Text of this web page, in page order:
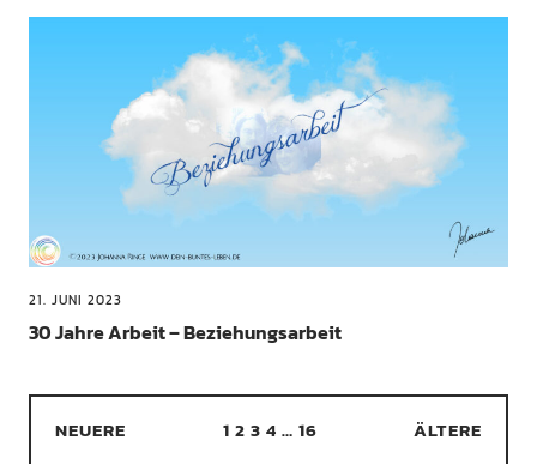
21. JUNI 2023
30 Jahre Arbeit – Beziehungsarbeit
NEUERE 1 2 3 4 … 16 ÄLTERE